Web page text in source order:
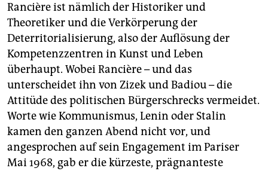
Rancière ist nämlich der Historiker und
Theoretiker und die Verkörperung der
Deterritorialisierung, also der Auflösung der
Kompetenzzentren in Kunst und Leben
überhaupt. Wobei Rancière – und das
unterscheidet ihn von Zizek und Badiou – die
Attitüde des politischen Bürgerschrecks vermeidet.
Worte wie Kommunismus, Lenin oder Stalin
kamen den ganzen Abend nicht vor, und
angesprochen auf sein Engagement im Pariser
Mai 1968, gab er die kürzeste, prägnanteste